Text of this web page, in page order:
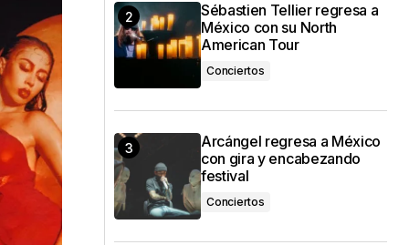
Sébastien Tellier regresa a
México con su North
American Tour
Conciertos
Arcángel regresa a México
con gira y encabezando
festival
Conciertos